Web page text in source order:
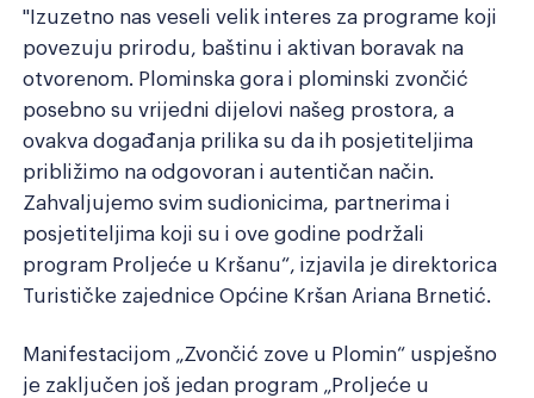
"Izuzetno nas veseli velik interes za programe koji
povezuju prirodu, baštinu i aktivan boravak na
otvorenom. Plominska gora i plominski zvončić
posebno su vrijedni dijelovi našeg prostora, a
ovakva događanja prilika su da ih posjetiteljima
približimo na odgovoran i autentičan način.
Zahvaljujemo svim sudionicima, partnerima i
posjetiteljima koji su i ove godine podržali
program Proljeće u Kršanu“, izjavila je direktorica
Turističke zajednice Općine Kršan Ariana Brnetić.
Manifestacijom „Zvončić zove u Plomin“ uspješno
je zaključen još jedan program „Proljeće u